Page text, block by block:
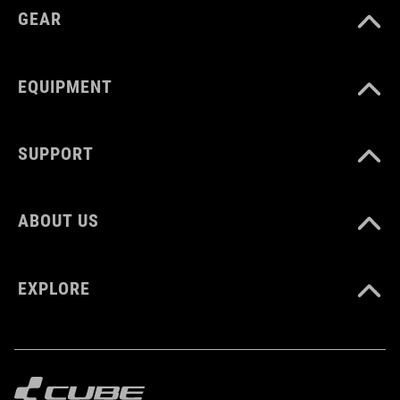
GEAR
EQUIPMENT
SUPPORT
ABOUT US
EXPLORE